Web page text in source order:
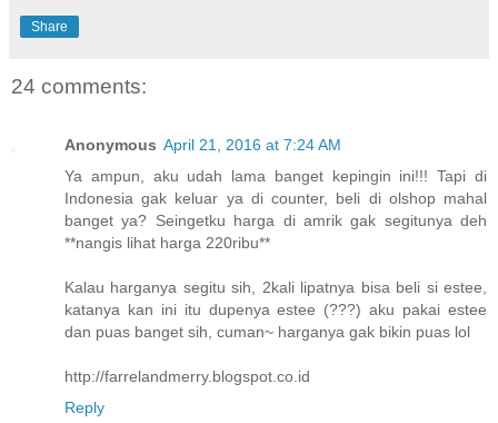
Share
24 comments:
Anonymous April 21, 2016 at 7:24 AM
Ya ampun, aku udah lama banget kepingin ini!!! Tapi di
Indonesia gak keluar ya di counter, beli di olshop mahal
banget ya? Seingetku harga di amrik gak segitunya deh
**nangis lihat harga 220ribu**
Kalau harganya segitu sih, 2kali lipatnya bisa beli si estee,
katanya kan ini itu dupenya estee (???) aku pakai estee
dan puas banget sih, cuman~ harganya gak bikin puas lol
http://farrelandmerry.blogspot.co.id
Reply